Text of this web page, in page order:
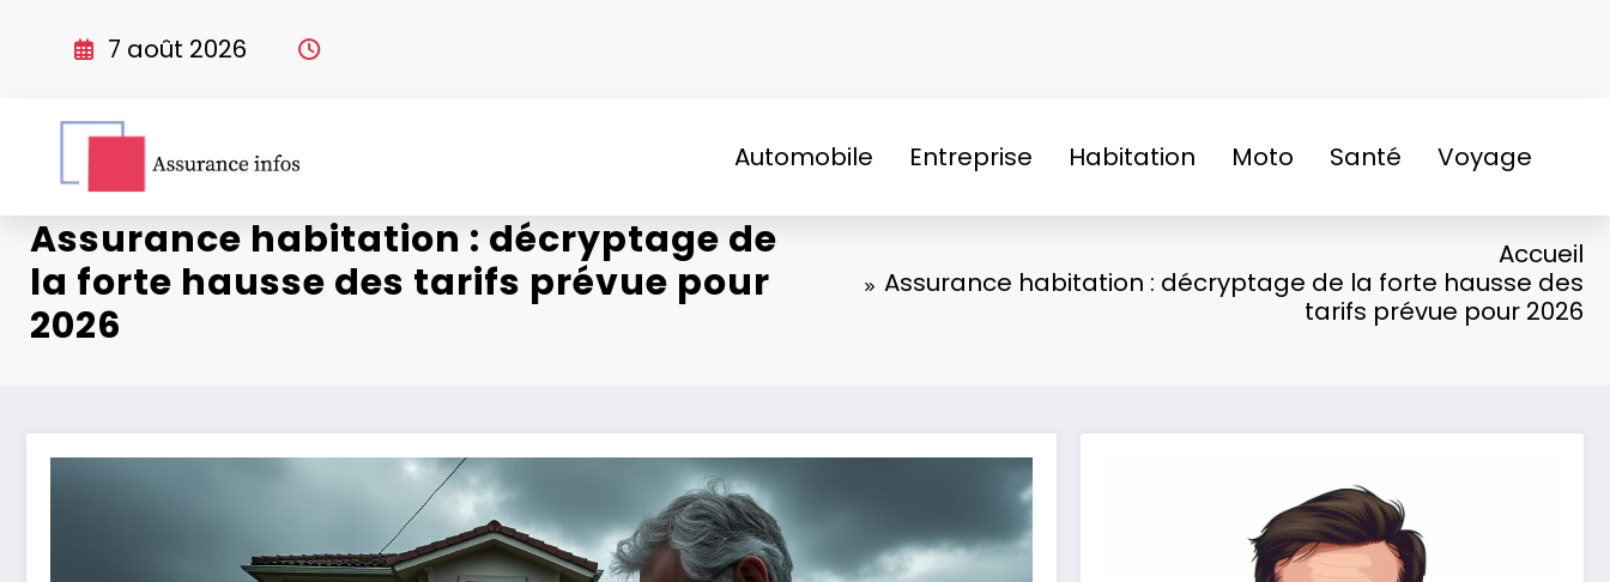
7 août 2026
Automobile Entreprise Habitation Moto Santé Voyage
Assurance habitation : décryptage de
la forte hausse des tarifs prévue pour
2026
Accueil
Assurance habitation : décryptage de la forte hausse des
tarifs prévue pour 2026